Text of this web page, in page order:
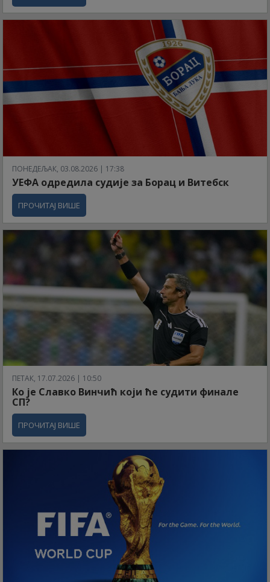
ПОНЕДЕЉАК, 03.08.2026 | 17:38
УЕФА одредила судије за Борац и Витебск
ПРОЧИТАЈ ВИШЕ
ПЕТАК, 17.07.2026 | 10:50
Ко је Славко Винчић који ће судити финале
СП?
ПРОЧИТАЈ ВИШЕ